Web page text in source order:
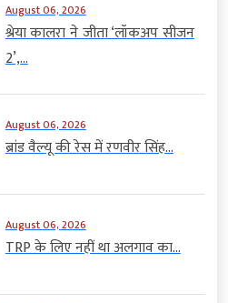
August 06, 2026
श्रेया कालरा ने जीता ‘लॉकअप सीजन
2’,...
August 06, 2026
ब्रांड वैल्यू की रेस में रणवीर सिंह...
August 06, 2026
TRP के लिए नहीं था अलगाव का...